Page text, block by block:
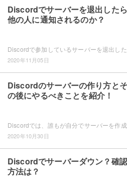
Discordでサーバーを退出したら
他の人に通知されるのか？
2020年11月05日
Discordのサーバーの作り方とそ
の後にやるべきことを紹介！
2020年10月30日
Discordでサーバーダウン？確認
方法は？